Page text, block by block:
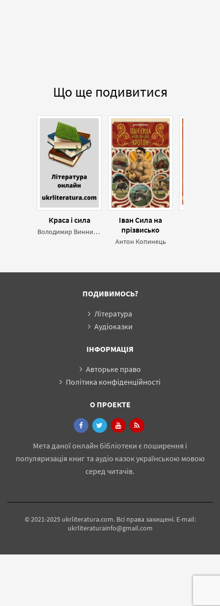
Що ще подивитися
Краса і сила
Володимир Винниченко
Іван Сила на
прізвисько
«Кротон»
Антон Копинець
ПОДИВИМОСЬ?
Література
Аудіоказки
ІНФОРМАЦІЯ
Авторьке право
Політика конфіденційності
О ПРОЕКТЕ
Мета даної онлайн бібліотеки є поширення і
популяризація книг та аудіо казок українською мовою
серед читачів.
© 2021-2025 ukrliteratura.com. Всі права захищені. E-mail:
ukrliteraturainfo@gmail.com